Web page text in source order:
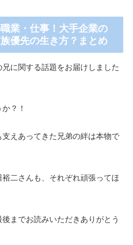
業・仕事！大手企業の
優先の生き方？まとめ
に関する話題をお届けしました
？！
えあってきた兄弟の絆は本物で
二さんも、それぞれ頑張ってほ
までお読みいただきありがとう